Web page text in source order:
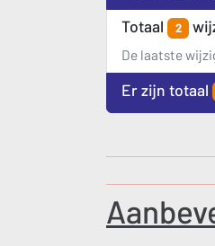
Totaal 2
De laatste
Er zijn totaal